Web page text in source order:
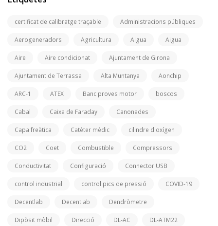
certificat de calibratge traçable Administracions públiques
Aerogeneradors Agricultura Aigua Aigua
Aire Aire condicionat Ajuntament de Girona
Ajuntament de Terrassa Alta Muntanya Aonchip
ARC-1 ATEX Banc proves motor boscos
Cabal Caixa de Faraday Canonades
Capa freàtica Catèter mèdic cilindre d'oxígen
CO2 Coet Combustible Compressors
Conductivitat Configuració Connector USB
control industrial control pics de pressió COVID-19
Decentlab Decentlab Dendròmetre
Dipòsit mòbil Direcció DL-AC DL-ATM22